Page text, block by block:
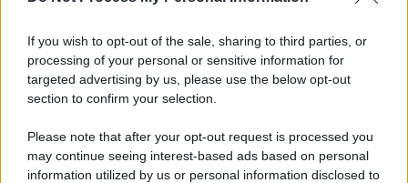
If you wish to opt-out of the sale, sharing to third parties, or
processing of your personal or sensitive information for
targeted advertising by us, please use the below opt-out
section to confirm your selection.
Please note that after your opt-out request is processed you
may continue seeing interest-based ads based on personal
information utilized by us or personal information disclosed to